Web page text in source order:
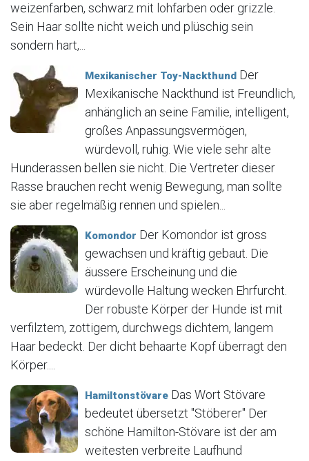
weizenfarben, schwarz mit lohfarben oder grizzle.
Sein Haar sollte nicht weich und plüschig sein
sondern hart,...
Mexikanischer Toy-Nackthund Der
Mexikanische Nackthund ist Freundlich,
anhänglich an seine Familie, intelligent,
großes Anpassungsvermögen,
würdevoll, ruhig. Wie viele sehr alte
Hunderassen bellen sie nicht. Die Vertreter dieser
Rasse brauchen recht wenig Bewegung, man sollte
sie aber regelmäßig rennen und spielen...
Komondor Der Komondor ist gross
gewachsen und kräftig gebaut. Die
äussere Erscheinung und die
würdevolle Haltung wecken Ehrfurcht.
Der robuste Körper der Hunde ist mit
verfilztem, zottigem, durchwegs dichtem, langem
Haar bedeckt. Der dicht behaarte Kopf überragt den
Körper....
Hamiltonstövare Das Wort Stövare
bedeutet übersetzt "Stöberer" Der
schöne Hamilton-Stövare ist der am
weitesten verbreite Laufhund